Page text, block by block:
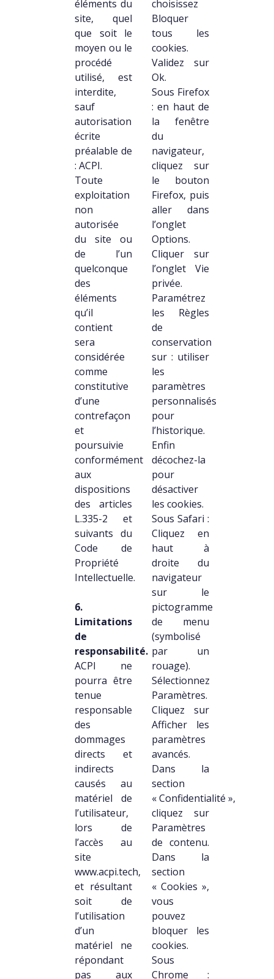
éléments du
site, quel
que soit le
moyen ou le
procédé
utilisé, est
interdite,
sauf
autorisation
écrite
préalable de
: ACPI.
Toute
exploitation
non
autorisée
du site ou
de l’un
quelconque
des
éléments
qu’il
contient
sera
considérée
comme
constitutive
d’une
contrefaçon
et
poursuivie
conformément
aux
dispositions
des articles
L.335-2 et
suivants du
Code de
Propriété
Intellectuelle.
6.
Limitations
de
responsabilité.
ACPI ne
pourra être
tenue
responsable
des
dommages
directs et
indirects
causés au
matériel de
l’utilisateur,
lors de
l’accès au
site
www.acpi.tech,
et résultant
soit de
l’utilisation
d’un
matériel ne
répondant
pas aux
choisissez
Bloquer
tous les
cookies.
Validez sur
Ok.
Sous Firefox
: en haut de
la fenêtre
du
navigateur,
cliquez sur
le bouton
Firefox, puis
aller dans
l’onglet
Options.
Cliquer sur
l’onglet Vie
privée.
Paramétrez
les Règles
de
conservation
sur : utiliser
les
paramètres
personnalisés
pour
l’historique.
Enfin
décochez-la
pour
désactiver
les cookies.
Sous Safari :
Cliquez en
haut à
droite du
navigateur
sur le
pictogramme
de menu
(symbolisé
par un
rouage).
Sélectionnez
Paramètres.
Cliquez sur
Afficher les
paramètres
avancés.
Dans la
section
« Confidentialité »,
cliquez sur
Paramètres
de contenu.
Dans la
section
« Cookies »,
vous
pouvez
bloquer les
cookies.
Sous
Chrome :